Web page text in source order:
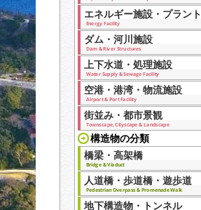
エネルギー施設・プラント
Energy Facility
ダム・河川施設
Dam & River Structures
上下水道・処理施設
Water Supply & Sewage Facility
空港・港湾・物流施設
Airport & Port Facility
街並み・都市景観
Townscape, Cityscape & Landscape
構造物の分類
橋梁・高架橋
Bridge & Viaduct
人道橋・歩道橋・遊歩道
Pedestrian Overpass & Promenade Walk
地下構造物・トンネル